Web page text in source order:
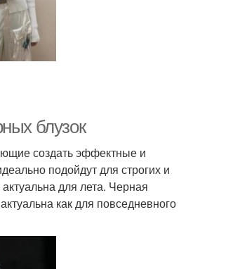
блузок
создать эффектные и
подойдут для строгих и
для лета. Черная
как для повседневного